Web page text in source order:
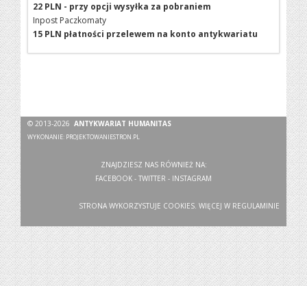
22 PLN - przy opcji wysyłka za pobraniem
Inpost Paczkomaty
15 PLN płatności przelewem na konto antykwariatu
© 2013-2026ANTYKWARIAT HUMANITAS
WYKONANIE: PROJEKTOWANIESTRON.PL
ZNAJDZIESZ NAS RÓWNIEŻ NA:
FACEBOOK - TWITTER - INSTAGRAM
STRONA WYKORZYSTUJE COOKIES. WIĘCEJ W REGULAMINIE